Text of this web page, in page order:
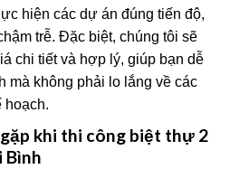
hiện các dự án đúng tiến độ,
trễ. Đặc biệt, chúng tôi sẽ
chi tiết và hợp lý, giúp bạn dễ
mà không phải lo lắng về các
hoạch.
khi thi công biệt thự 2
Bình